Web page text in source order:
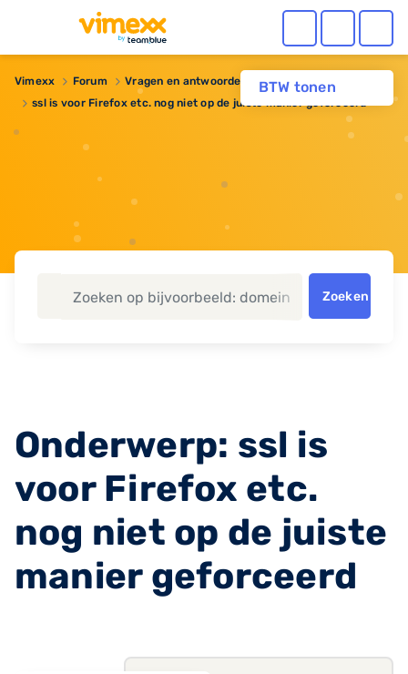
BTW tonen
Vimexx Forum
Vragen en antwoorden
ssl is voor Firefox etc. nog niet op de juiste manier geforceerd
Zoeken
Onderwerp: ssl is
voor Firefox etc.
nog niet op de juiste
manier geforceerd